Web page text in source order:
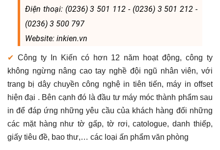
Điện thoại: (0236) 3 501 112 - (0236) 3 501 212 -
(0236) 3 500 797
Website: inkien.vn
✔ Công ty In Kiến có hơn 12 năm hoạt động, công ty
không ngừng nâng cao tay nghề đội ngũ nhân viên, với
trang bị dây chuyền công nghệ in tiên tiến, máy in offset
hiện đại . Bên cạnh đó là đầu tư máy móc thành phẩm sau
in để đáp ứng những yêu cầu của khách hàng đối những
các mặt hàng như tờ gấp, tờ rơi, catologue, danh thiếp,
giấy tiêu đề, bao thư,… các loại ấn phẩm văn phòng